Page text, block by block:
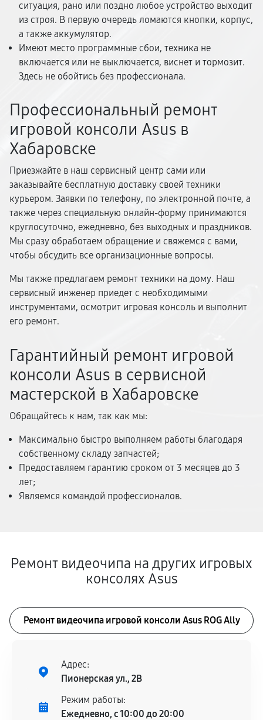
ситуация, рано или поздно любое устройство выходит
из строя. В первую очередь ломаются кнопки, корпус,
а также аккумулятор.
Имеют место программные сбои, техника не
включается или не выключается, виснет и тормозит.
Здесь не обойтись без профессионала.
Профессиональный ремонт
игровой консоли Asus в
Хабаровске
Приезжайте в наш сервисный центр сами или
заказывайте бесплатную доставку своей техники
курьером. Заявки по телефону, по электронной почте, а
также через специальную онлайн-форму принимаются
круглосуточно, ежедневно, без выходных и праздников.
Мы сразу обработаем обращение и свяжемся с вами,
чтобы обсудить все организационные вопросы.
Мы также предлагаем ремонт техники на дому. Наш
сервисный инженер приедет с необходимыми
инструментами, осмотрит игровая консоль и выполнит
его ремонт.
Гарантийный ремонт игровой
консоли Asus в сервисной
мастерской в Хабаровске
Обращайтесь к нам, так как мы:
Максимально быстро выполняем работы благодаря
собственному складу запчастей;
Предоставляем гарантию сроком от 3 месяцев до 3
лет;
Являемся командой профессионалов.
Ремонт видеочипа на других игровых
консолях Asus
Ремонт видеочипа игровой консоли Asus ROG Ally
Адрес:
Пионерская ул., 2В
Режим работы:
Ежедневно, с 10:00 до 20:00